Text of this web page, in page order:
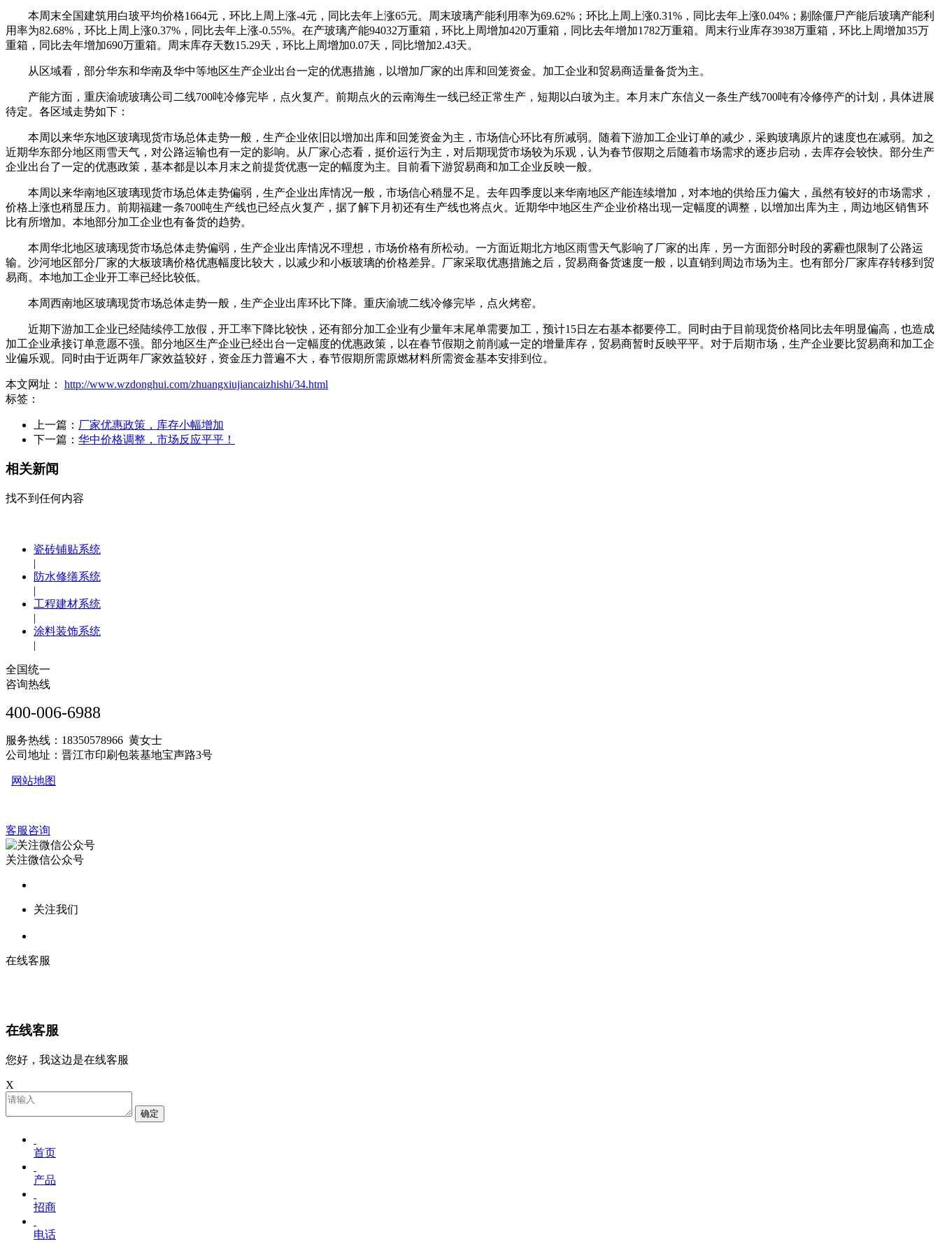
本周末全国建筑用白玻平均价格1664元，环比上周上涨-4元，同比去年上涨65元。周末玻璃产能利用率为69.62%；环比上周上涨0.31%，同比去年上涨0.04%；剔除僵尸产能后玻璃产能利
用率为82.68%，环比上周上涨0.37%，同比去年上涨-0.55%。在产玻璃产能94032万重箱，环比上周增加420万重箱，同比去年增加1782万重箱。周末行业库存3938万重箱，环比上周增加35万
重箱，同比去年增加690万重箱。周末库存天数15.29天，环比上周增加0.07天，同比增加2.43天。
从区域看，部分华东和华南及华中等地区生产企业出台一定的优惠措施，以增加厂家的出库和回笼资金。加工企业和贸易商适量备货为主。
产能方面，重庆渝琥玻璃公司二线700吨冷修完毕，点火复产。前期点火的云南海生一线已经正常生产，短期以白玻为主。本月末广东信义一条生产线700吨有冷修停产的计划，具体进展
待定。各区域走势如下：
本周以来华东地区玻璃现货市场总体走势一般，生产企业依旧以增加出库和回笼资金为主，市场信心环比有所减弱。随着下游加工企业订单的减少，采购玻璃原片的速度也在减弱。加之
近期华东部分地区雨雪天气，对公路运输也有一定的影响。从厂家心态看，挺价运行为主，对后期现货市场较为乐观，认为春节假期之后随着市场需求的逐步启动，去库存会较快。部分生产
企业出台了一定的优惠政策，基本都是以本月末之前提货优惠一定的幅度为主。目前看下游贸易商和加工企业反映一般。
本周以来华南地区玻璃现货市场总体走势偏弱，生产企业出库情况一般，市场信心稍显不足。去年四季度以来华南地区产能连续增加，对本地的供给压力偏大，虽然有较好的市场需求，
价格上涨也稍显压力。前期福建一条700吨生产线也已经点火复产，据了解下月初还有生产线也将点火。近期华中地区生产企业价格出现一定幅度的调整，以增加出库为主，周边地区销售环
比有所增加。本地部分加工企业也有备货的趋势。
本周华北地区玻璃现货市场总体走势偏弱，生产企业出库情况不理想，市场价格有所松动。一方面近期北方地区雨雪天气影响了厂家的出库，另一方面部分时段的雾霾也限制了公路运
输。沙河地区部分厂家的大板玻璃价格优惠幅度比较大，以减少和小板玻璃的价格差异。厂家采取优惠措施之后，贸易商备货速度一般，以直销到周边市场为主。也有部分厂家库存转移到贸
易商。本地加工企业开工率已经比较低。
本周西南地区玻璃现货市场总体走势一般，生产企业出库环比下降。重庆渝琥二线冷修完毕，点火烤窑。
近期下游加工企业已经陆续停工放假，开工率下降比较快，还有部分加工企业有少量年末尾单需要加工，预计15日左右基本都要停工。同时由于目前现货价格同比去年明显偏高，也造成
加工企业承接订单意愿不强。部分地区生产企业已经出台一定幅度的优惠政策，以在春节假期之前削减一定的增量库存，贸易商暂时反映平平。对于后期市场，生产企业要比贸易商和加工企
业偏乐观。同时由于近两年厂家效益较好，资金压力普遍不大，春节假期所需原燃材料所需资金基本安排到位。
本文网址： http://www.wzdonghui.com/zhuangxiujiancaizhishi/34.html
标签：
上一篇： 厂家优惠政策，库存小幅增加
下一篇： 华中价格调整，市场反应平平！
相关新闻
找不到任何内容
瓷砖铺贴系统
|
防水修缮系统
|
工程建材系统
|
涂料装饰系统
|
全国统一
咨询热线
400-006-6988
服务热线：18350578966 黄女士
公司地址：晋江市印刷包装基地宝声路3号
网站地图
客服咨询
关注微信公众号
关注我们
在线客服
在线客服
您好，我这边是在线客服
X
确定
首页
产品
招商
电话